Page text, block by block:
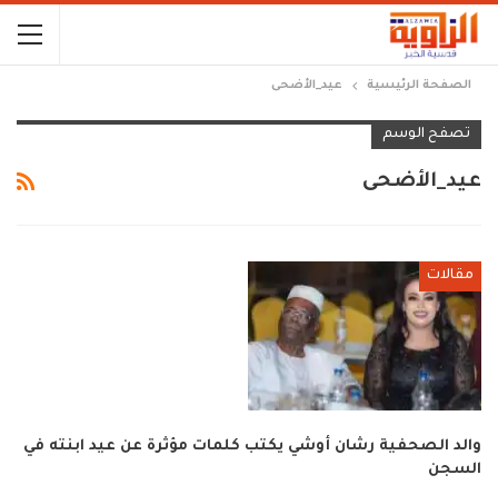
الصفحة الرئيسية عيد_الأضحى
تصفح الوسم
عيد_الأضحى
مقالات
والد الصحفية رشان أوشي يكتب كلمات مؤثرة عن عيد ابنته في
السجن